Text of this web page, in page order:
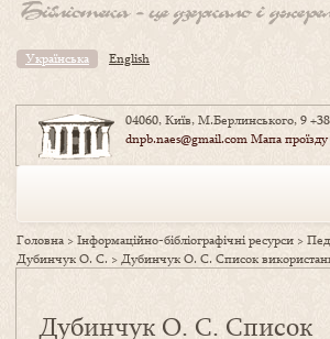
Українська English
04060, Київ, М.Берлинського, 9
dnpb.naes@gmail.comМапа проїзду
Головна >Інформаційно-бібліографічні ресурси >
Дубинчук О. С. >Дубинчук О. С. Список
Дубинчук О. С. Список